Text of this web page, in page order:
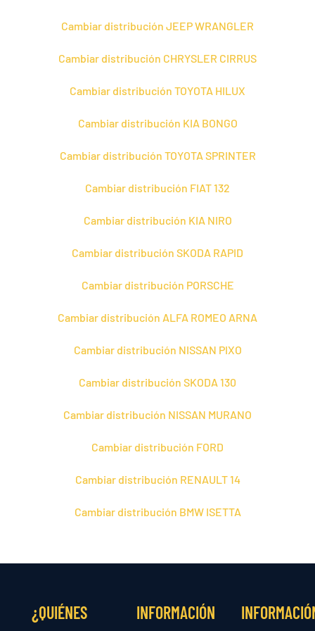
Cambiar distribución JEEP WRANGLER
Cambiar distribución CHRYSLER CIRRUS
Cambiar distribución TOYOTA HILUX
Cambiar distribución KIA BONGO
Cambiar distribución TOYOTA SPRINTER
Cambiar distribución FIAT 132
Cambiar distribución KIA NIRO
Cambiar distribución SKODA RAPID
Cambiar distribución PORSCHE
Cambiar distribución ALFA ROMEO ARNA
Cambiar distribución NISSAN PIXO
Cambiar distribución SKODA 130
Cambiar distribución NISSAN MURANO
Cambiar distribución FORD
Cambiar distribución RENAULT 14
Cambiar distribución BMW ISETTA
¿QUIÉNES
INFORMACIÓN